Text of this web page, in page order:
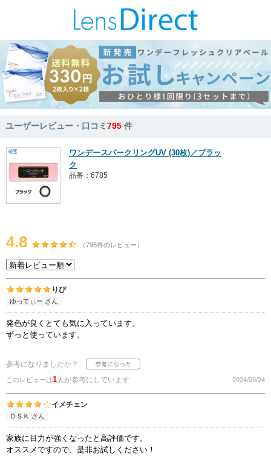
ユーザーレビュー・口コミ795 件
ワンデースパークリングUV (30枚)／ブラッ
ク
品番：6785
4.8 （795件のレビュー）
りぴ
ゆってぃー さん
発色が良くとても気に入っています。
ずっと使っています。
参考になりましたか？
このレビューは1人が参考にしています 2024/09/24
イメチェン
ＤＳＫ さん
家族に目力が強くなったと高評価です。
オススメですので、是非お試しください！